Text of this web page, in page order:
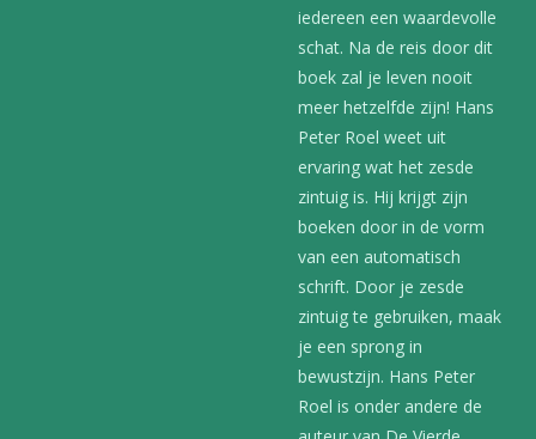
iedereen een waardevolle
schat. Na de reis door dit
boek zal je leven nooit
meer hetzelfde zijn! Hans
Peter Roel weet uit
ervaring wat het zesde
zintuig is. Hij krijgt zijn
boeken door in de vorm
van een automatisch
schrift. Door je zesde
zintuig te gebruiken, maak
je een sprong in
bewustzijn. Hans Peter
Roel is onder andere de